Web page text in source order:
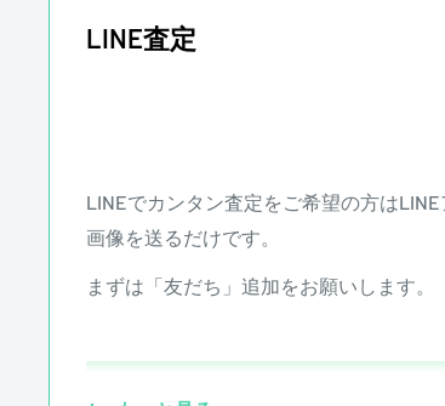
LINE査定
LINEでカンタン査定をご希望の方は
画像を送るだけです。
まずは「友だち」追加をお願いします。